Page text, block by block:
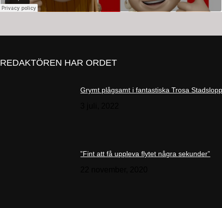
REDAKTÖREN HAR ORDET
Grymt plågsamt i fantastiska Trosa
”Fint att få uppleva flytet några sekunder”